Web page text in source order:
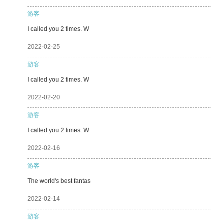
游客
I called you 2 times. W
2022-02-25
游客
I called you 2 times. W
2022-02-20
游客
I called you 2 times. W
2022-02-16
游客
The world's best fantas
2022-02-14
游客